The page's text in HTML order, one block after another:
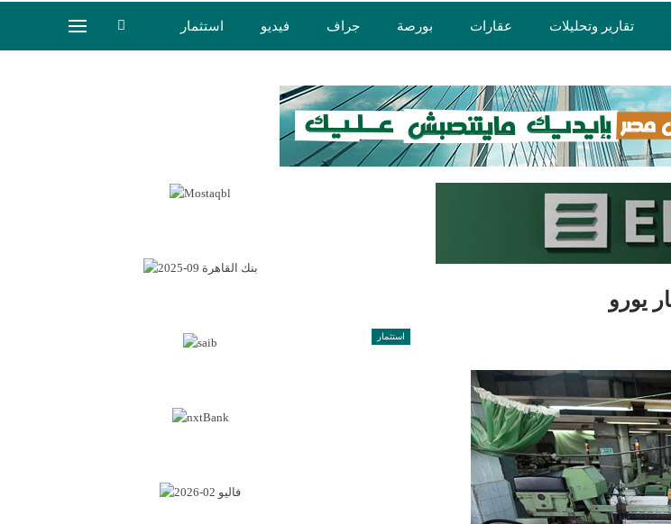
تقارير وتحليلات عقارات بورصة جراف فيديو استثمار
استثمار